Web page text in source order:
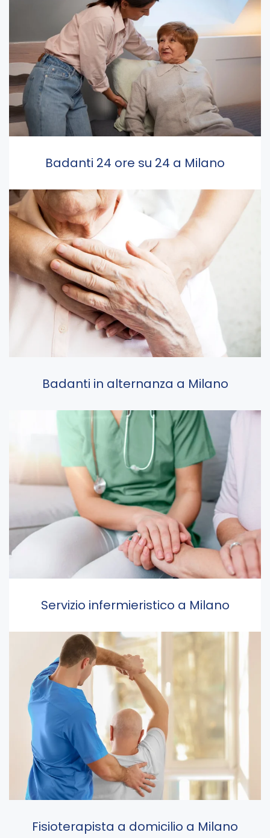
Badanti 24 ore su 24 a Milano
Badanti in alternanza a Milano
Servizio infermieristico a Milano
Fisioterapista a domicilio a Milano